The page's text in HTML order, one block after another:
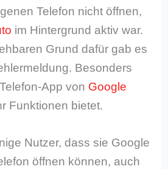
Telefon nicht öffnen,
im Hintergrund aktiv war.
Grund dafür gab es
Besonders
App von Google
Funktionen bietet.
Nutzer, dass sie Google
öffnen können, auch